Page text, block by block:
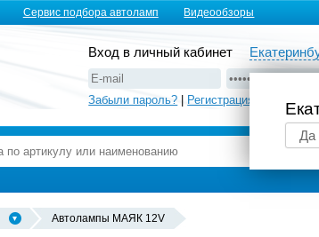
Сервис подбора автоламп Видеообзоры
Вход в личный кабинет
Да
Забыли пароль? Регистрация
Автолампы MАЯК 12V